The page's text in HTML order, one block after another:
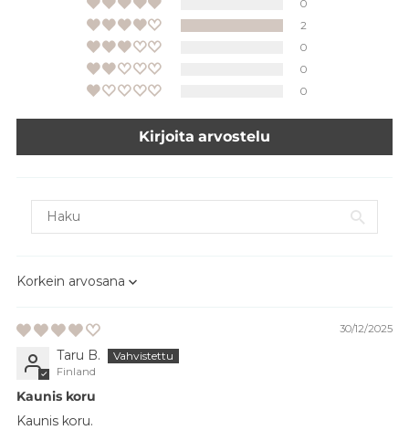
0
2
0
0
0
Kirjoita arvostelu
Sort by
30/12/2025
Taru B.
Finland
Kaunis koru
Kaunis koru.